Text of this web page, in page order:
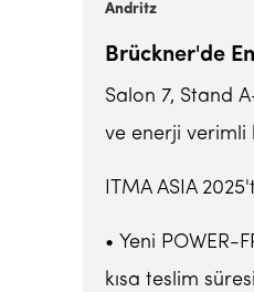
Andritz
Brückner'de
Salon 7, Stand
ve enerji verimli
ITMA ASIA
• Yeni
kısa teslim